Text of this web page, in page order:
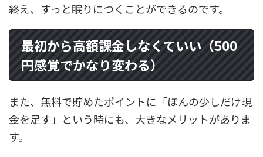
終え、すっと眠りにつくことができるのです。
最初から高額課金しなくていい（500
円感覚でかなり変わる）
また、無料で貯めたポイントに「ほんの少しだけ現
金を足す」という時にも、大きなメリットがありま
す。